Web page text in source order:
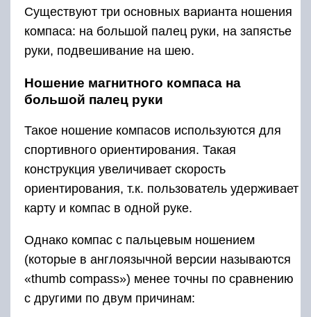
Существуют три основных варианта ношения
компаса: на большой палец руки, на запястье
руки, подвешивание на шею.
Ношение магнитного компаса на
большой палец руки
Такое ношение компасов используются для
спортивного ориентирования. Такая
конструкция увеличивает скорость
ориентирования, т.к. пользователь удерживает
карту и компас в одной руке.
Однако компас с пальцевым ношением
(которые в англоязычной версии называются
«thumb compass») менее точны по сравнению
с другими по двум причинам: